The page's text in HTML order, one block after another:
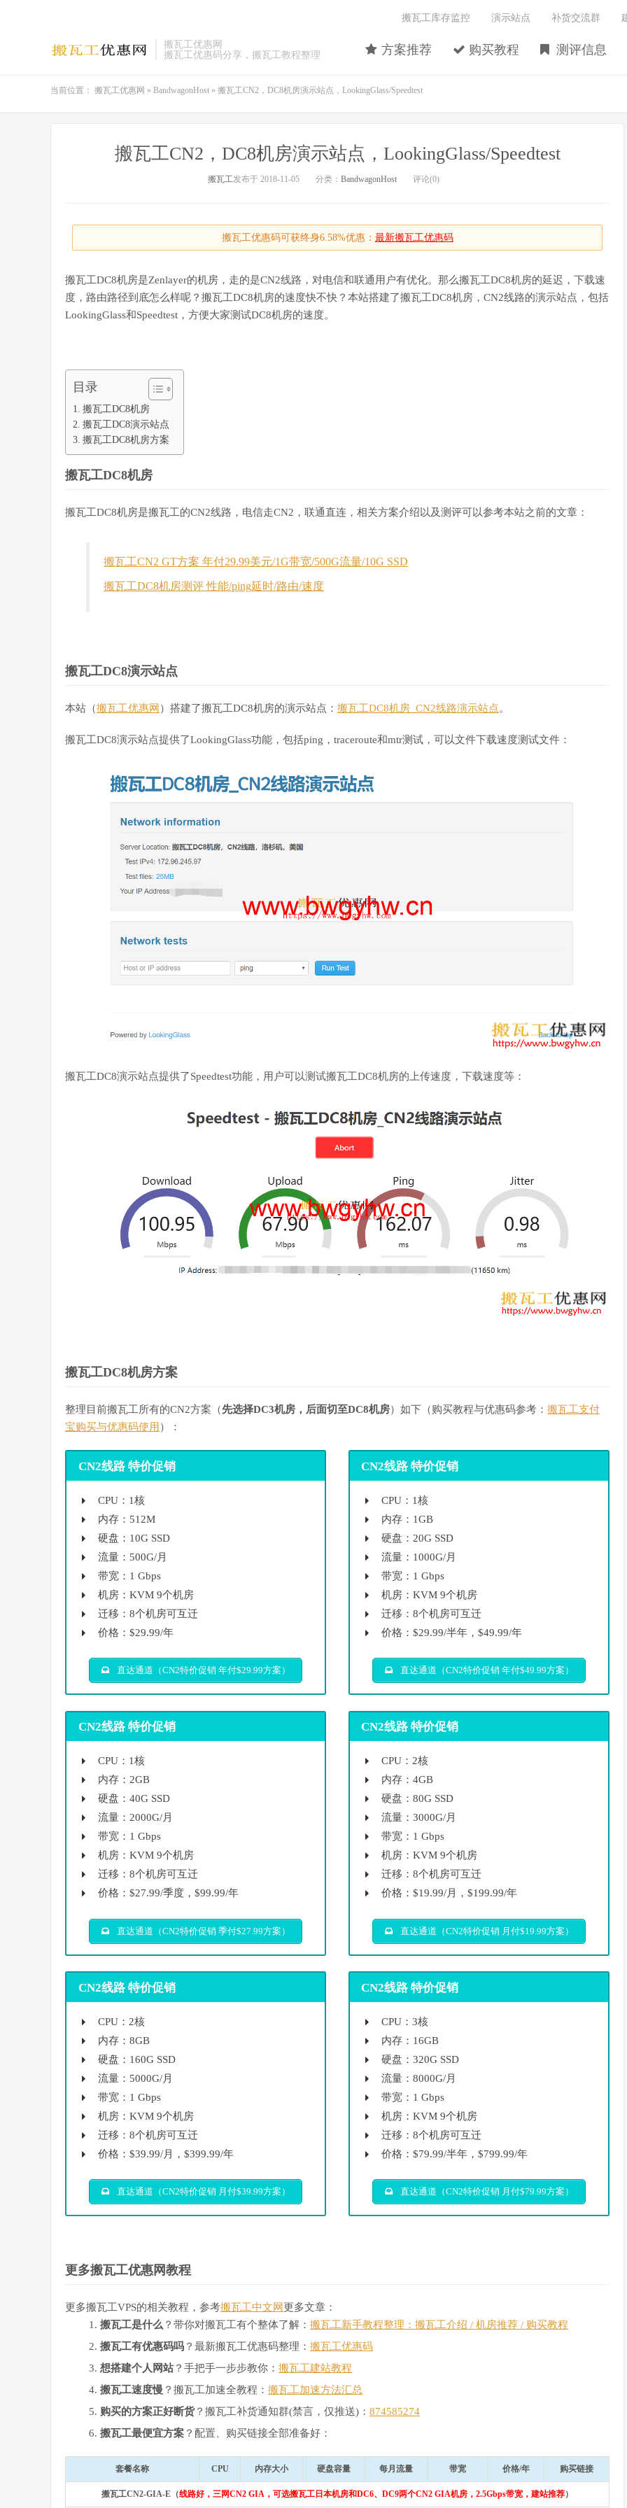
搬瓦工优惠网
搬瓦工优惠码分享，搬瓦工教程整理
方案推荐 购买教程 测评信息
搬瓦工库存监控 演示站点 补货交流群
当前位置： 搬瓦工优惠网 » BandwagonHost » 搬瓦工CN2，DC8机房演示站点，LookingGlass/Speedtest
搬瓦工CN2，DC8机房演示站点，LookingGlass/Speedtest
搬瓦工发布于 2018-11-05 分类： BandwagonHost 评论(0)
搬瓦工优惠码可获终身6.58%优惠： 最新搬瓦工优惠码
搬瓦工DC8机房是Zenlayer的机房，走的是CN2线路，对电信和联通用户有优化。那么搬瓦工DC8机房的延迟，下载速
度，路由路径到底怎么样呢？搬瓦工DC8机房的速度快不快？本站搭建了搬瓦工DC8机房，CN2线路的演示站点，包括
LookingGlass和Speedtest，方便大家测试DC8机房的速度。
目录
搬瓦工DC8机房
搬瓦工DC8演示站点
搬瓦工DC8机房方案
搬瓦工DC8机房
搬瓦工DC8机房是搬瓦工的CN2线路，电信走CN2，联通直连，相关方案介绍以及测评可以参考本站之前的文章：
搬瓦工CN2 GT方案 年付29.99美元/1G带宽/500G流量/10G SSD
搬瓦工DC8机房测评 性能/ping延时/路由/速度
搬瓦工DC8演示站点
本站（搬瓦工优惠网 ）搭建了搬瓦工DC8机房的演示站点： 搬瓦工DC8机房_CN2线路演示站点。
搬瓦工DC8演示站点提供了LookingGlass功能，包括ping，traceroute和mtr测试，可以文件下载速度测试文件：
搬瓦工DC8演示站点提供了Speedtest功能，用户可以测试搬瓦工DC8机房的上传速度，下载速度等：
搬瓦工DC8机房方案
整理目前搬瓦工所有的CN2方案（先选择DC3机房，后面切至DC8机房）如下（购买教程与优惠码参考： 搬瓦工支付
宝购买与优惠码使用 ）：
CN2线路 特价促销
CPU：1核
内存：512M
硬盘：10G SSD
流量：500G/月
带宽：1 Gbps
机房：KVM 9个机房
迁移：8个机房可互迁
价格：$29.99/年
直达通道（CN2特价促销 年付$29.99方案）
CN2线路 特价促销
CPU：1核
内存：1GB
硬盘：20G SSD
流量：1000G/月
带宽：1 Gbps
机房：KVM 9个机房
迁移：8个机房可互迁
价格：$29.99/半年，$49.99/年
直达通道（CN2特价促销 年付$49.99方案）
CN2线路 特价促销
CPU：1核
内存：2GB
硬盘：40G SSD
流量：2000G/月
带宽：1 Gbps
机房：KVM 9个机房
迁移：8个机房可互迁
价格：$27.99/季度，$99.99/年
直达通道（CN2特价促销 季付$27.99方案）
CN2线路 特价促销
CPU：2核
内存：4GB
硬盘：80G SSD
流量：3000G/月
带宽：1 Gbps
机房：KVM 9个机房
迁移：8个机房可互迁
价格：$19.99/月，$199.99/年
直达通道（CN2特价促销 月付$19.99方案）
CN2线路 特价促销
CPU：2核
内存：8GB
硬盘：160G SSD
流量：5000G/月
带宽：1 Gbps
机房：KVM 9个机房
迁移：8个机房可互迁
价格：$39.99/月，$399.99/年
直达通道（CN2特价促销 月付$39.99方案）
CN2线路 特价促销
CPU：3核
内存：16GB
硬盘：320G SSD
流量：8000G/月
带宽：1 Gbps
机房：KVM 9个机房
迁移：8个机房可互迁
价格：$79.99/半年，$799.99/年
直达通道（CN2特价促销 月付$79.99方案）
更多搬瓦工优惠网教程
更多搬瓦工VPS的相关教程，参考搬瓦工中文网 更多文章：
搬瓦工是什么 ？带你对搬瓦工有个整体了解： 搬瓦工新手教程整理：搬瓦工介绍 / 机房推荐 / 购买教程
搬瓦工有优惠码吗 ？最新搬瓦工优惠码整理： 搬瓦工优惠码
想搭建个人网站？手把手一步步教你： 搬瓦工建站教程
搬瓦工速度慢 ？搬瓦工加速全教程： 搬瓦工加速方法汇总
购买的方案正好断货？搬瓦工补货通知群(禁言，仅推送)： 874585274
搬瓦工最便宜方案 ？配置、购买链接全部准备好：
套餐名称 CPU 内存大小 硬盘容量 每月流量 带宽 价格/年 购买链接
搬瓦工CN2-GIA-E（线路好，三网CN2 GIA，可选搬瓦工日本机房和DC6、DC9两个CN2 GIA机房，2.5Gbps带宽，建站推荐）